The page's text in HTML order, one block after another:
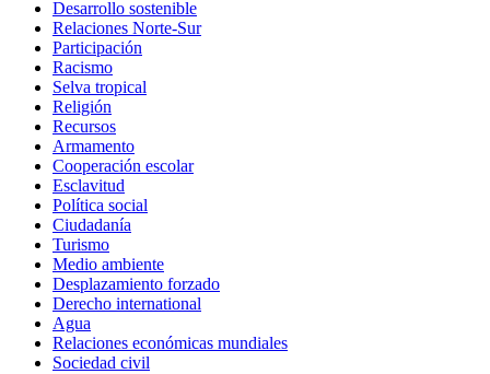
Desarrollo sostenible
Relaciones Norte-Sur
Participación
Racismo
Selva tropical
Religión
Recursos
Armamento
Cooperación escolar
Esclavitud
Política social
Ciudadanía
Turismo
Medio ambiente
Desplazamiento forzado
Derecho international
Agua
Relaciones económicas mundiales
Sociedad civil